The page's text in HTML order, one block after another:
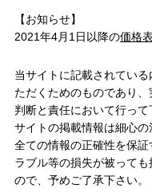
【お知らせ】
2021年4月1日以降の価格
当サイトに記載されてい
ただくためのものであり
判断と責任において行っ
サイトの掲載情報は細心
全ての情報の正確性を保
ラブル等の損失が被って
ので、予めご了承下さい。